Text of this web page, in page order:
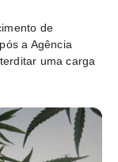
de
a Agência
uma carga